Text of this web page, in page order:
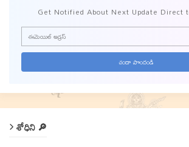
Get Notified About Next Update Direct
శోధిని 🔎